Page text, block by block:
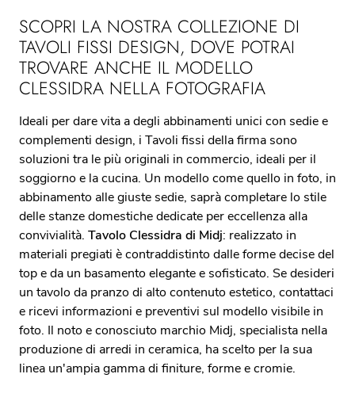
SCOPRI LA NOSTRA COLLEZIONE DI
TAVOLI FISSI DESIGN, DOVE POTRAI
TROVARE ANCHE IL MODELLO
CLESSIDRA NELLA FOTOGRAFIA
Ideali per dare vita a degli abbinamenti unici con sedie e
complementi design, i Tavoli fissi della firma sono
soluzioni tra le più originali in commercio, ideali per il
soggiorno e la cucina. Un modello come quello in foto, in
abbinamento alle giuste sedie, saprà completare lo stile
delle stanze domestiche dedicate per eccellenza alla
convivialità. Tavolo Clessidra di Midj: realizzato in
materiali pregiati è contraddistinto dalle forme decise del
top e da un basamento elegante e sofisticato. Se desideri
un tavolo da pranzo di alto contenuto estetico, contattaci
e ricevi informazioni e preventivi sul modello visibile in
foto. Il noto e conosciuto marchio Midj, specialista nella
produzione di arredi in ceramica, ha scelto per la sua
linea un'ampia gamma di finiture, forme e cromie.